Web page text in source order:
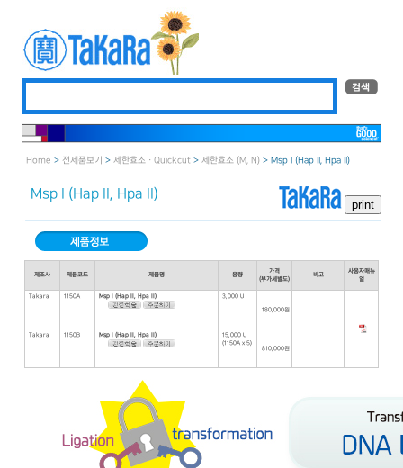
Home > 전제품보기 > 제한효소 · Quickcut > 제한효소 (M, N) > Msp I （Hap II, Hpa II）
Msp I （Hap II, Hpa II）
제조사 제품코드 제품명 용량
가격
(부가세별도)
비고
사용자매뉴
얼
Takara 1150A Msp I (Hap II, Hpa II) 3,000 U
180,000원
Takara 1150B Msp I (Hap II, Hpa II)
15,000 U
(1150A x 5)
810,000원